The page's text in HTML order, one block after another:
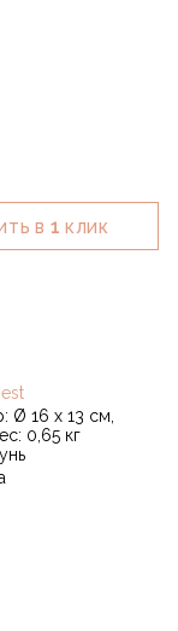
В 1 КЛИК
Ø 16 x 13 см,
0,65 кг